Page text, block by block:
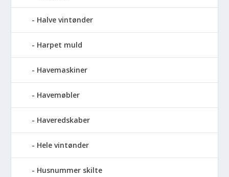
Halve vintønder
Harpet muld
Havemaskiner
Havemøbler
Haveredskaber
Hele vintønder
Husnummer skilte